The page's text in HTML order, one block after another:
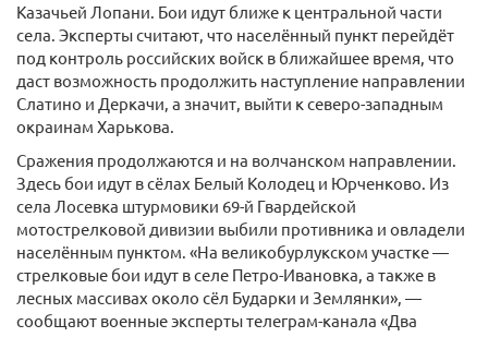
Казачьей Лопани. Бои идут ближе к центральной части
села. Эксперты считают, что населённый пункт перейдёт
под контроль российских войск в ближайшее время, что
даст возможность продолжить наступление направлении
Слатино и Деркачи, а значит, выйти к северо-западным
окраинам Харькова.
Сражения продолжаются и на волчанском направлении.
Здесь бои идут в сёлах Белый Колодец и Юрченково. Из
села Лосевка штурмовики 69-й Гвардейской
мотострелковой дивизии выбили противника и овладели
населённым пунктом. «На великобурлукском участке —
стрелковые бои идут в селе Петро-Ивановка, а также в
лесных массивах около сёл Бударки и Землянки», —
сообщают военные эксперты телеграм-канала «Два